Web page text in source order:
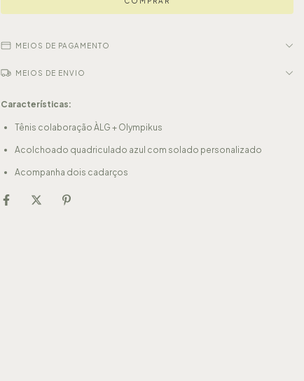
MEIOS DE PAGAMENTO
MEIOS DE ENVIO
Características:
Tênis colaboração ÀLG + Olympikus
Acolchoado quadriculado azul com solado personalizado
Acompanha dois cadarços